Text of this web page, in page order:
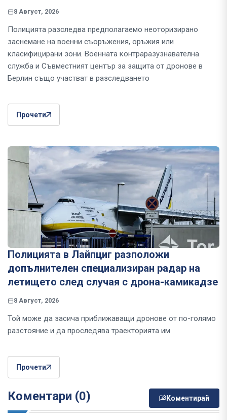
8 Август, 2026
Полицията разследва предполагаемо неоторизирано
заснемане на военни съоръжения, оръжия или
класифицирани зони. Военната контраразузнавателна
служба и Съвместният център за защита от дронове в
Берлин също участват в разследването
Прочети
Полицията в Лайпциг разположи
допълнителен специализиран радар на
летището след случая с дрона-камикадзе
8 Август, 2026
Той може да засича приближаващи дронове от по-голямо
разстояние и да проследява траекторията им
Прочети
Коментари (0) Коментирай